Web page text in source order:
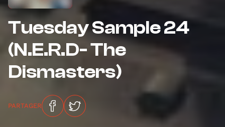
Tuesday Sample 24
(N.E.R.D- The
Dismasters)
PARTAGER